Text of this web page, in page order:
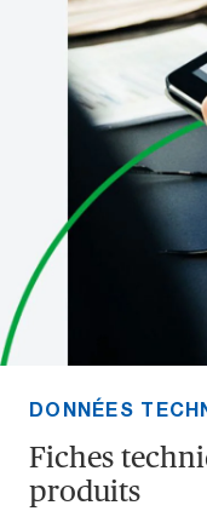
DONNÉES
Fiches
produits